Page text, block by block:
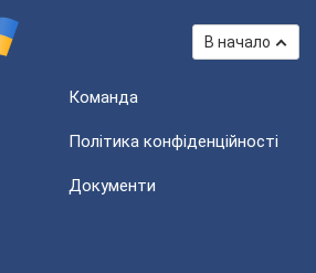
В начало
Команда
Політика конфіденційності
Документи